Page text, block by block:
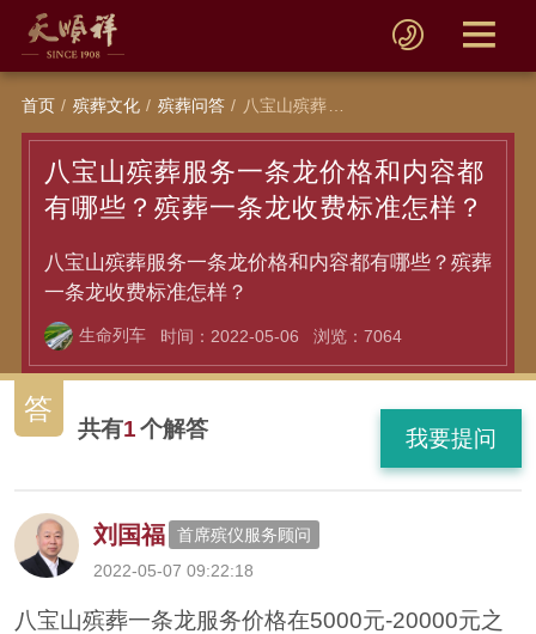
首页 殡葬文化 殡葬问答 八宝山殡葬服务一条龙价格和内容都有哪些？殡葬一条龙收费标准怎样？
八宝山殡葬服务一条龙价格和内容都
有哪些？殡葬一条龙收费标准怎样？
八宝山殡葬服务一条龙价格和内容都有哪些？殡葬
一条龙收费标准怎样？
生命列车 时间：2022-05-06 浏览：7064
答
共有1个解答 我要提问
刘国福
首席殡仪服务顾问
2022-05-07 09:22:18
八宝山殡葬一条龙服务价格在5000元-20000元之